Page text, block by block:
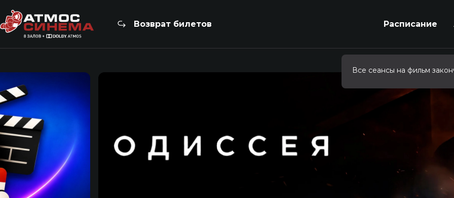
Возврат билетов Расписание
Все сеансы на фильм